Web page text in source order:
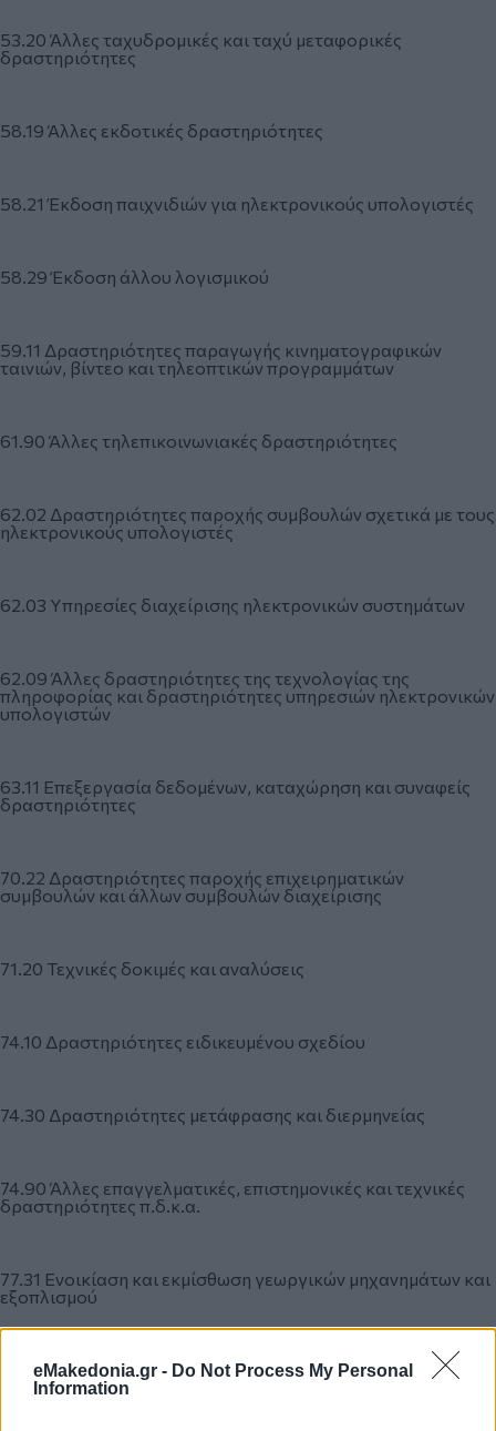
eMakedonia.gr - Do Not Process My Personal
Information
53.20 Άλλες ταχυδρομικές και ταχύ μεταφορικές
δραστηριότητες
58.19 Άλλες εκδοτικές δραστηριότητες
58.21 Έκδοση παιχνιδιών για ηλεκτρονικούς υπολογιστές
58.29 Έκδοση άλλου λογισμικού
59.11 Δραστηριότητες παραγωγής κινηματογραφικών
ταινιών, βίντεο και τηλεοπτικών προγραμμάτων
61.90 Άλλες τηλεπικοινωνιακές δραστηριότητες
62.02 Δραστηριότητες παροχής συμβουλών σχετικά με τους
ηλεκτρονικούς υπολογιστές
62.03 Υπηρεσίες διαχείρισης ηλεκτρονικών συστημάτων
62.09 Άλλες δραστηριότητες της τεχνολογίας της
πληροφορίας και δραστηριότητες υπηρεσιών ηλεκτρονικών
υπολογιστών
63.11 Επεξεργασία δεδομένων, καταχώρηση και συναφείς
δραστηριότητες
70.22 Δραστηριότητες παροχής επιχειρηματικών
συμβουλών και άλλων συμβουλών διαχείρισης
71.20 Τεχνικές δοκιμές και αναλύσεις
74.10 Δραστηριότητες ειδικευμένου σχεδίου
74.30 Δραστηριότητες μετάφρασης και διερμηνείας
74.90 Άλλες επαγγελματικές, επιστημονικές και τεχνικές
δραστηριότητες π.δ.κ.α.
77.31 Ενοικίαση και εκμίσθωση γεωργικών μηχανημάτων και
εξοπλισμού
77.32 Ενοικίαση και εκμίσθωση μηχανημάτων και
εξοπλισμού κατασκευών και έργων πολιτικού μηχανικού